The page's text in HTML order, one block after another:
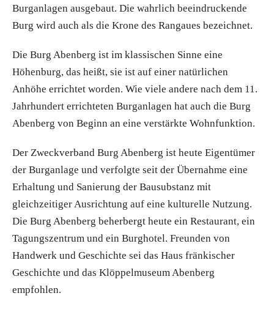
Burganlagen ausgebaut. Die wahrlich beeindruckende
Burg wird auch als die Krone des Rangaues bezeichnet.
Die Burg Abenberg ist im klassischen Sinne eine
Höhenburg, das heißt, sie ist auf einer natürlichen
Anhöhe errichtet worden. Wie viele andere nach dem 11.
Jahrhundert errichteten Burganlagen hat auch die Burg
Abenberg von Beginn an eine verstärkte Wohnfunktion.
Der Zweckverband Burg Abenberg ist heute Eigentümer
der Burganlage und verfolgte seit der Übernahme eine
Erhaltung und Sanierung der Bausubstanz mit
gleichzeitiger Ausrichtung auf eine kulturelle Nutzung.
Die Burg Abenberg beherbergt heute ein Restaurant, ein
Tagungszentrum und ein Burghotel. Freunden von
Handwerk und Geschichte sei das Haus fränkischer
Geschichte und das Klöppelmuseum Abenberg
empfohlen.